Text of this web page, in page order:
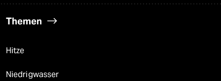
Themen
Hitze
Niedrigwasser